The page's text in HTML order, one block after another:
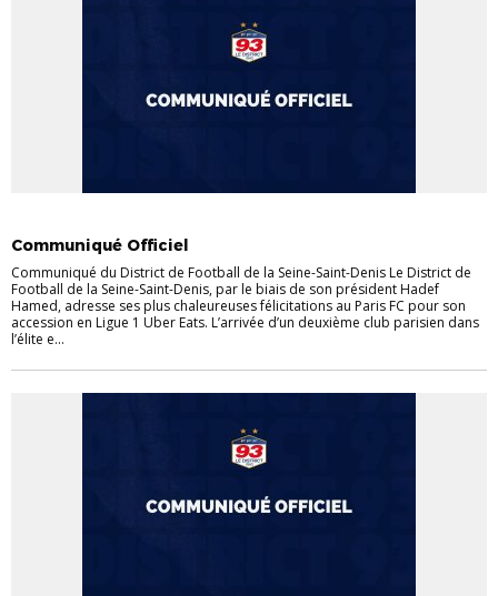
Communiqué Officiel
Communiqué du District de Football de la Seine-Saint-Denis Le District de
Football de la Seine-Saint-Denis, par le biais de son président Hadef
Hamed, adresse ses plus chaleureuses félicitations au Paris FC pour son
accession en Ligue 1 Uber Eats. L’arrivée d’un deuxième club parisien dans
l’élite e...